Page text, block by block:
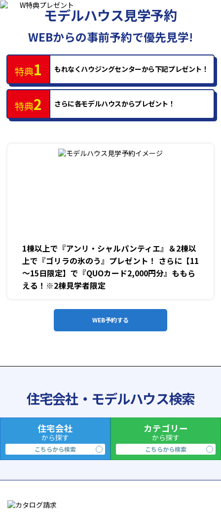
モデルハウス見学予約
WEBからの事前予約で優先見学!
特典1 もれなくハウジングセンターから下記プレゼント！
特典2 さらに各モデルハウスからプレゼント！
1棟以上で『アンリ・シャルパンティエ』＆2棟以
上で『ゴリラの氷のう』プレゼント！ さらに【11
～15日限定】で『QUOカード2,000円分』ももら
える！※2棟見学者限定
WEB予約する
住宅会社・モデルハウス検索
住宅会社
から探す
こちらから検索
カテゴリー
から探す
こちらから検索